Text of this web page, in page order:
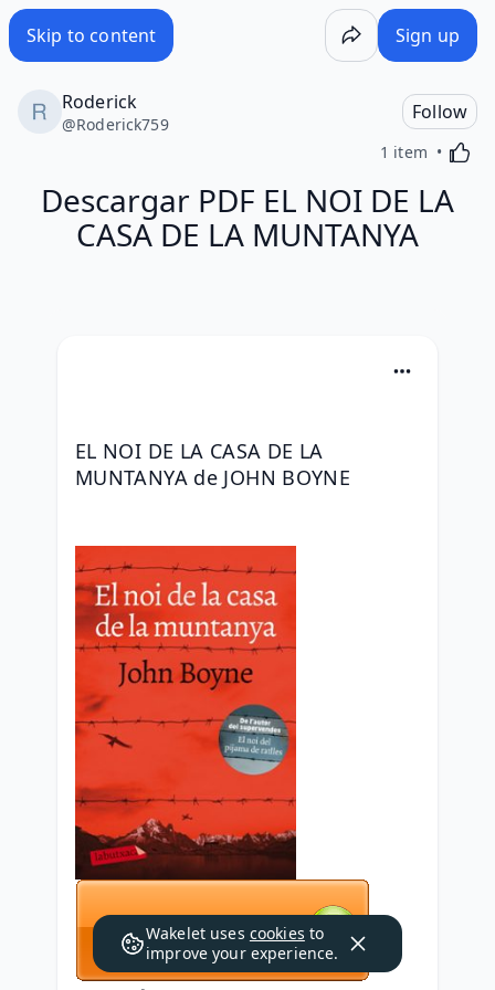
Skip to content Sign up
Roderick
@Roderick759
Follow
1 item
Descargar PDF EL NOI DE LA
CASA DE LA MUNTANYA
EL NOI DE LA CASA DE LA
MUNTANYA de JOHN BOYNE
Wakelet uses cookies to
improve your experience.